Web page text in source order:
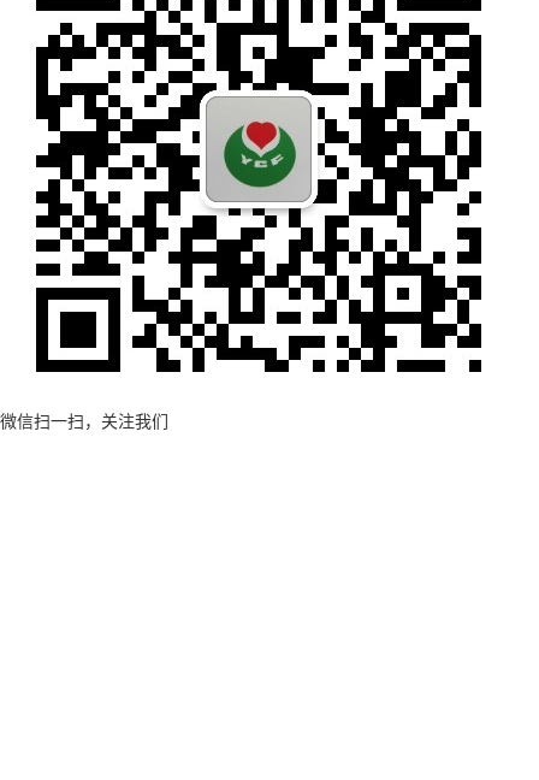
微信扫一扫，关注我们